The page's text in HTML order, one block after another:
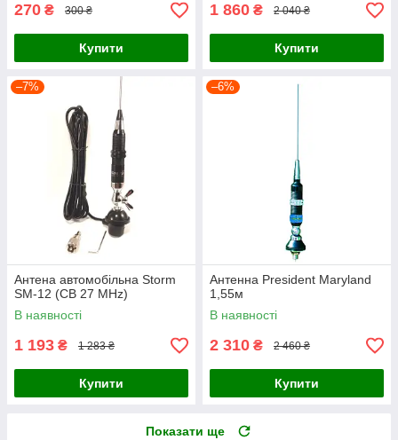
270 ₴ 300 ₴
Купити
1 860 ₴ 2 040 ₴
Купити
–7%
Антена автомобільна Storm
SM-12 (CB 27 MHz)
В наявності
1 193 ₴ 1 283 ₴
Купити
–6%
Антенна President Maryland
1,55м
В наявності
2 310 ₴ 2 460 ₴
Купити
Показати ще